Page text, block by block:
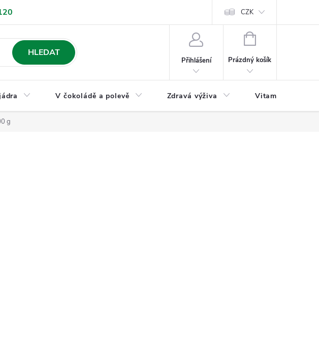
Jak nakupovat Formulář pro odstoupení od
CZK
HLEDAT
Přihlášení
NÁKUPNÍ
Prázdný košík
V čokoládě a polevě Zdravá výživa Vitamíny a
g